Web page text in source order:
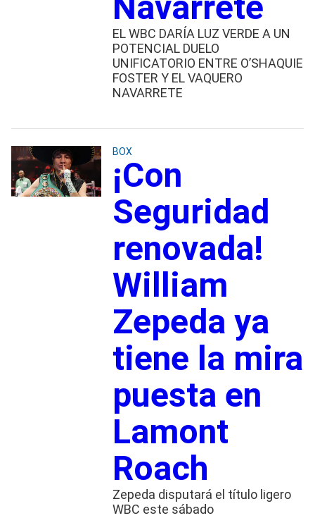
EL WBC DARÍA LUZ VERDE A UN
POTENCIAL DUELO
UNIFICATORIO ENTRE O’SHAQUIE
FOSTER Y EL VAQUERO
NAVARRETE
BOX
¡Con
Seguridad
renovada!
William
Zepeda ya
tiene la mira
puesta en
Lamont
Roach
Zepeda disputará el título ligero
WBC este sábado